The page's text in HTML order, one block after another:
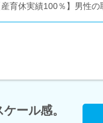
産育休実績100％】男性
ール感。